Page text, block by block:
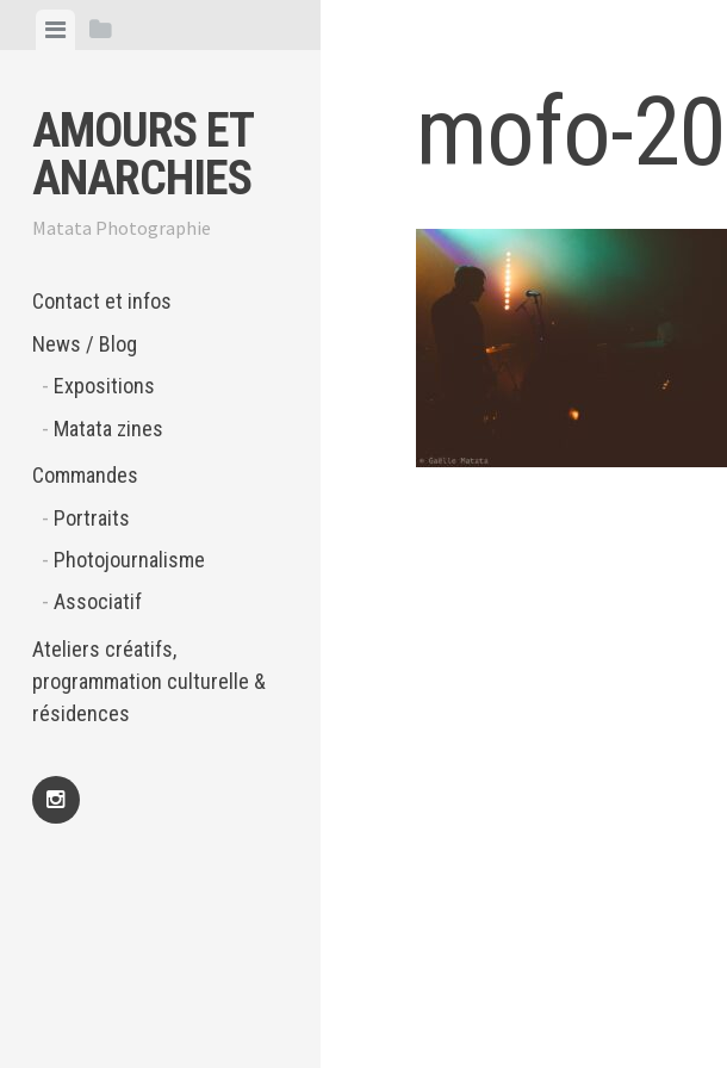
ViewView
AMOURS ET
ANARCHIES
Matata Photographie
Contact et infos
News / Blog
Expositions
Matata zines
Commandes
Portraits
Photojournalisme
Associatif
Ateliers créatifs,
programmation culturelle &
résidences
mofo-